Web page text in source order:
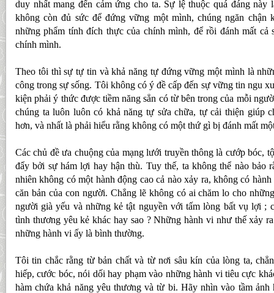
duy nhất mang đến cảm ứng cho ta. Sự lệ thuộc quá đáng này
không còn đủ sức để đứng vững một mình, chúng ngăn chận
những phẩm tính đích thực của chính mình, để rồi đánh mất cả
chính mình.
Theo tôi thì sự tự tin và khả năng tự đứng vững một mình là
công trong sự sống. Tôi không có ý đề cấp đến sự vững tin ngu
kiện phải ý thức được tiềm năng sẳn có từ bên trong của mỗi
chúng ta luôn luôn có khả năng tự sửa chữa, tự cải thiện giúp
hơn, và nhất là phải hiểu rằng không có một thứ gì bị đánh mất
Các chủ đề ưa chuộng của mạng lưới truyền thông là cướp bóc,
đẩy bởi sự hám lợi hay hận thù. Tuy thế, ta không thể nào bảo
nhiên không có một hành động cao cả nào xảy ra, không có
căn bản của con người. Chẳng lẽ không có ai chăm lo cho
người già yếu và những kẻ tật nguyền với tấm lòng bất vụ lợi ;
tình thương yêu kẻ khác hay sao ? Những hành vi như thế xảy
những hành vi ấy là bình thường.
Tôi tin chắc rằng từ bản chất và từ nơi sâu kín của lòng ta,
hiếp, cước bóc, nói dối hay phạm vào những hành vi tiêu cực
hàm chứa khả năng yêu thương và từ bi. Hãy nhìn vào tầm ảnh